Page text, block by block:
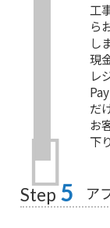
工
ら
し
現
レ
だ
お
下
Step 5 ア